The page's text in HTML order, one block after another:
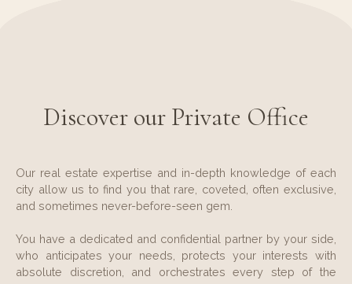
Discover our Private Office
Our real estate expertise and in-depth knowledge of each
city allow us to find you that rare, coveted, often exclusive,
and sometimes never-before-seen gem.
You have a dedicated and confidential partner by your side,
who anticipates your needs, protects your interests with
absolute discretion, and orchestrates every step of the